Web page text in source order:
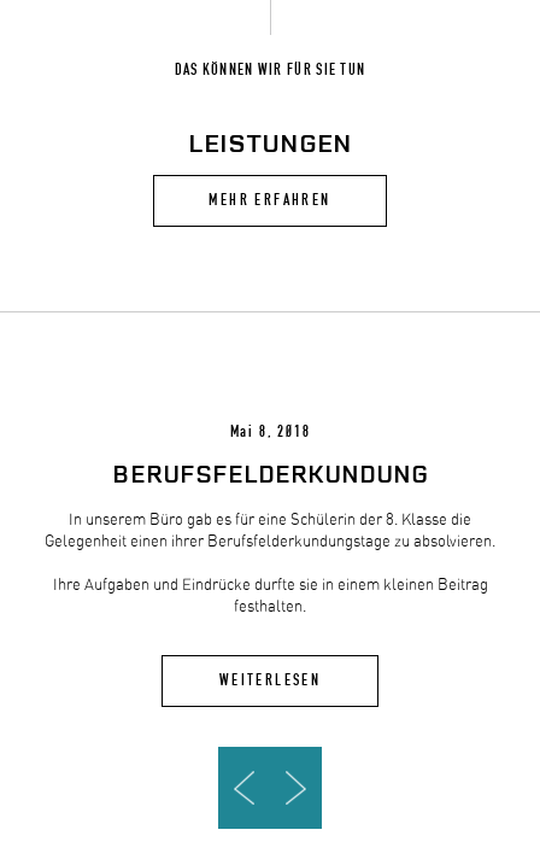
DAS KÖNNEN WIR FÜR SIE TUN
LEISTUNGEN
MEHR ERFAHREN
Mai 8, 2018
BERUFSFELDERKUNDUNG
In unserem Büro gab es für eine Schülerin der 8. Klasse die
Gelegenheit einen ihrer Berufsfelderkundungstage zu absolvieren.
Ihre Aufgaben und Eindrücke durfte sie in einem kleinen Beitrag
festhalten.
WEITERLESEN